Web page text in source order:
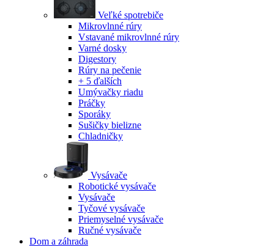
Veľké spotrebiče
Mikrovlnné rúry
Vstavané mikrovlnné rúry
Varné dosky
Digestory
Rúry na pečenie
+ 5 ďalších
Umývačky riadu
Práčky
Sporáky
Sušičky bielizne
Chladničky
Vysávače
Robotické vysávače
Vysávače
Tyčové vysávače
Priemyselné vysávače
Ručné vysávače
Dom a záhrada